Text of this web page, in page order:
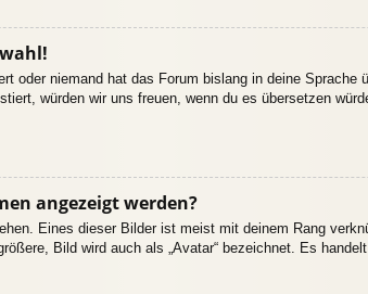
oder niemand hat das Forum bislang in deine
würden wir uns freuen, wenn du es übersetzen
angezeigt werden?
Eines dieser Bilder ist meist mit deinem Rang
Bild wird auch als „Avatar“ bezeichnet. Es